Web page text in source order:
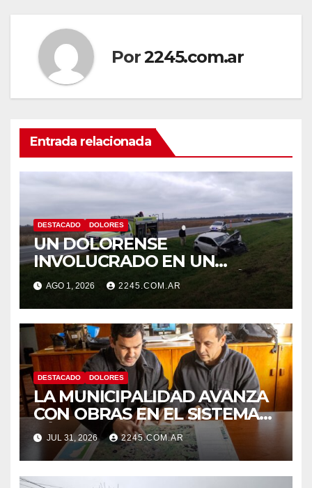
Por2245.com.ar
Entrada relacionada
DESTACADO DOLORES
UN DOLORENSE
INVOLUCRADO EN UN
SINIESTRO QUE TERMINÓ
CON DESPISTE Y VUELCO
AGO 1, 2026 2245.COM.AR
DESTACADO DOLORES
LA MUNICIPALIDAD AVANZA
CON OBRAS EN EL SISTEMA
HÍDRICO DE DOLORES
JUL 31, 2026 2245.COM.AR